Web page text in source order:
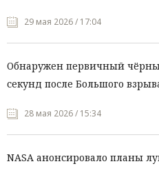
29 мая 2026 / 17:04
Обнаружен первичный
секунд после Большого
28 мая 2026 / 15:34
NASA анонсировало планы